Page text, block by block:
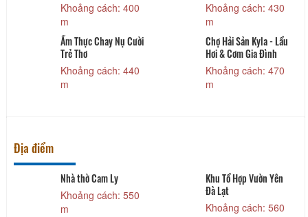
Khoảng cách: 400
m
Khoảng cách: 430
m
Ẩm Thực Chay Nụ Cười
Trẻ Thơ
Khoảng cách: 440
m
Chợ Hải Sản Kyla - Lẩu
Hơi & Cơm Gia Đình
Khoảng cách: 470
m
Địa điểm
Nhà thờ Cam Ly
Khoảng cách: 550
m
Khu Tổ Hợp Vườn Yên
Đà Lạt
Khoảng cách: 560